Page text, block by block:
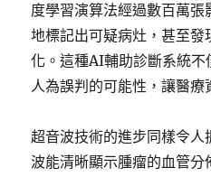
度學習演算法經過數百萬
地標記出可疑病灶，甚至
化。這種AI輔助診斷系統
人為誤判的可能性，讓醫療
超音波技術的進步同樣令
波能清晰顯示腫瘤的血管